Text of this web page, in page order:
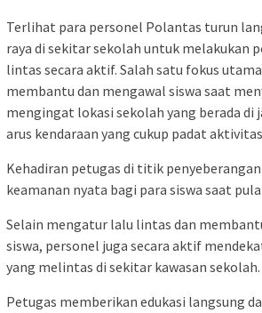
Terlihat para personel Polantas turun
raya di sekitar sekolah untuk melakukan
lintas secara aktif. Salah satu fokus
membantu dan mengawal siswa saat
mengingat lokasi sekolah yang berada di
arus kendaraan yang cukup padat
Kehadiran petugas di titik
keamanan nyata bagi para siswa saat
Selain mengatur lalu lintas dan
siswa, personel juga secara aktif
yang melintas di sekitar kawasan sekolah.
Petugas memberikan edukasi langsung